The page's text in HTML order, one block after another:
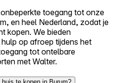
toegang tot onze
en heel Nederland, zodat je
kopen. We bieden
op afroep tijdens het
tot ontelbare
met Walter.